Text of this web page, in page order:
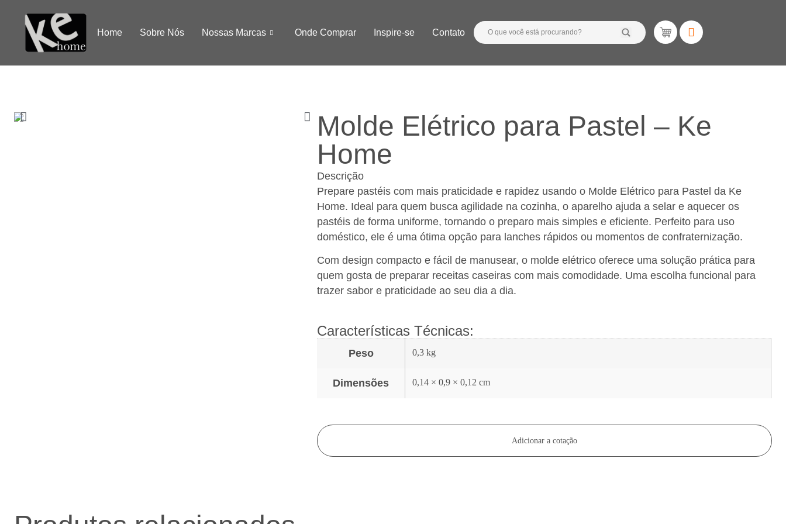
Home Sobre Nós Nossas Marcas Onde Comprar Inspire-se Contato
Molde Elétrico para Pastel – Ke
Home
Descrição
Prepare pastéis com mais praticidade e rapidez usando o Molde Elétrico para Pastel da Ke
Home. Ideal para quem busca agilidade na cozinha, o aparelho ajuda a selar e aquecer os
pastéis de forma uniforme, tornando o preparo mais simples e eficiente. Perfeito para uso
doméstico, ele é uma ótima opção para lanches rápidos ou momentos de confraternização.
Com design compacto e fácil de manusear, o molde elétrico oferece uma solução prática para
quem gosta de preparar receitas caseiras com mais comodidade. Uma escolha funcional para
trazer sabor e praticidade ao seu dia a dia.
Características Técnicas:
Peso 0,3 kg
Dimensões 0,14 × 0,9 × 0,12 cm
Adicionar a cotação